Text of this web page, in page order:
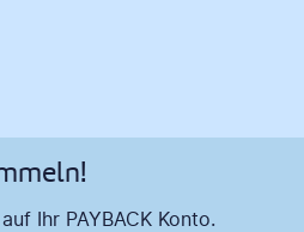
auf Ihr PAYBACK Konto.